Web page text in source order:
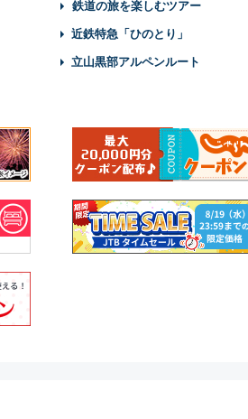
鉄道の旅を楽しむツアー
近鉄特急「ひのとり」
立山黒部アルペンルート